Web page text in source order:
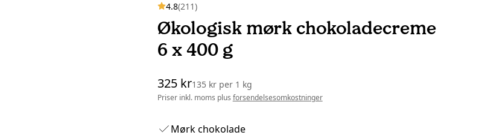
4.8(211)
Økologisk mørk chokoladecreme
6 x 400 g
325 kr135 kr per1 kg
Priser inkl. moms plus forsendelsesomkostninger
Mørk chokolade